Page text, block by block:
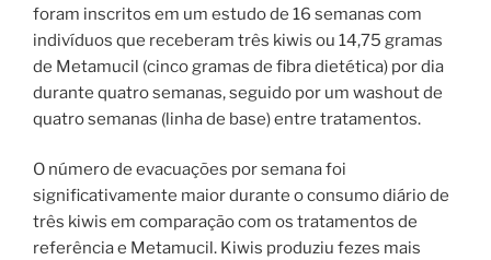
foram inscritos em um estudo de 16 semanas com
indivíduos que receberam três kiwis ou 14,75 gramas
de Metamucil (cinco gramas de fibra dietética) por dia
durante quatro semanas, seguido por um washout de
quatro semanas (linha de base) entre tratamentos.
O número de evacuações por semana foi
significativamente maior durante o consumo diário de
três kiwis em comparação com os tratamentos de
referência e Metamucil. Kiwis produziu fezes mais